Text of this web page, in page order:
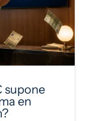
supone
en